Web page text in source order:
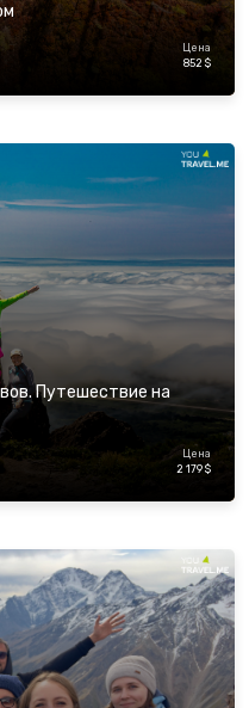
Цена
852 $
Путешествие на
Цена
2 179 $